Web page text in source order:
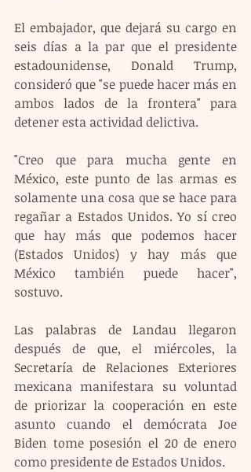
El embajador, que dejará su cargo en
seis días a la par que el presidente
estadounidense, Donald Trump,
consideró que "se puede hacer más en
ambos lados de la frontera" para
detener esta actividad delictiva.
"Creo que para mucha gente en
México, este punto de las armas es
solamente una cosa que se hace para
regañar a Estados Unidos. Yo sí creo
que hay más que podemos hacer
(Estados Unidos) y hay más que
México también puede hacer",
sostuvo.
Las palabras de Landau llegaron
después de que, el miércoles, la
Secretaría de Relaciones Exteriores
mexicana manifestara su voluntad
de priorizar la cooperación en este
asunto cuando el demócrata Joe
Biden tome posesión el 20 de enero
como presidente de Estados Unidos.